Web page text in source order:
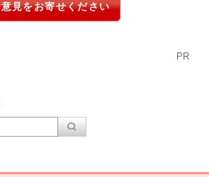
見をお寄せください
PR